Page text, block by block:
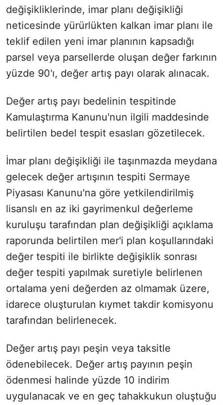
değişikliklerinde, imar planı değişikliği
neticesinde yürürlükten kalkan imar planı ile
teklif edilen yeni imar planının kapsadığı
parsel veya parsellerde oluşan değer farkının
yüzde 90'ı, değer artış payı olarak alınacak.
Değer artış payı bedelinin tespitinde
Kamulaştırma Kanunu'nun ilgili maddesinde
belirtilen bedel tespit esasları gözetilecek.
İmar planı değişikliği ile taşınmazda meydana
gelecek değer artışının tespiti Sermaye
Piyasası Kanunu'na göre yetkilendirilmiş
lisanslı en az iki gayrimenkul değerleme
kuruluşu tarafından plan değişikliği açıklama
raporunda belirtilen mer'i plan koşullarındaki
değer tespiti ile birlikte değişiklik sonrası
değer tespiti yapılmak suretiyle belirlenen
ortalama yeni değerden az olmamak üzere,
idarece oluşturulan kıymet takdir komisyonu
tarafından belirlenecek.
Değer artış payı peşin veya taksitle
ödenebilecek. Değer artış payının peşin
ödenmesi halinde yüzde 10 indirim
uygulanacak ve en geç tahakkukun oluştuğu